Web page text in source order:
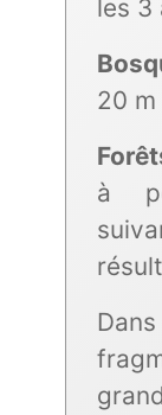
les 3
20
à